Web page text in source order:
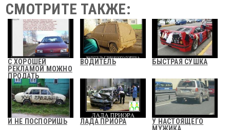
СМОТРИТЕ ТАКЖЕ:
С ХОРОШЕЙ
РЕКЛАМОЙ МОЖНО
ПРОДАТЬ
ВОДИТЕЛЬ БЫСТРАЯ СУШКА
И НЕ ПОСПОРИШЬ ЛАДА ПРИОРА
У НАСТОЯЩЕГО
МУЖИКА